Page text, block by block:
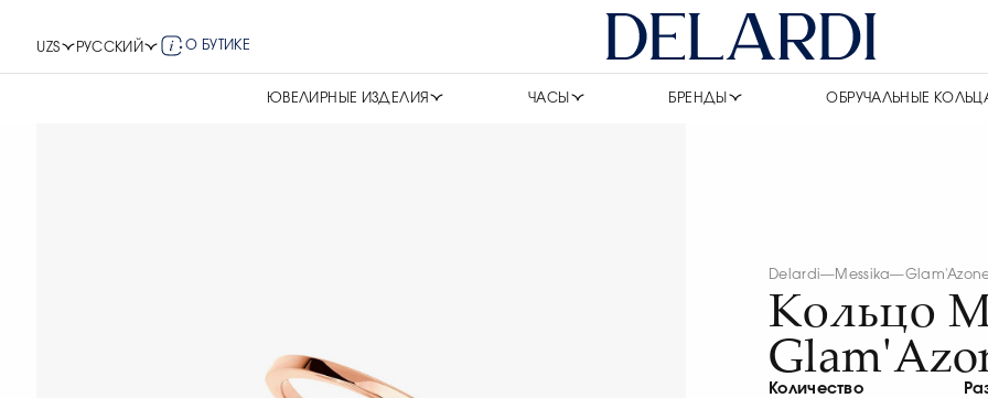
UZS РУССКИЙ О БУТИКЕ
ЮВЕЛИРНЫЕ ИЗДЕЛИЯ ЧАСЫ БРЕНДЫ ОБРУЧАЛЬНЫЕ
Delardi—Messika—
Кольцо
Количество